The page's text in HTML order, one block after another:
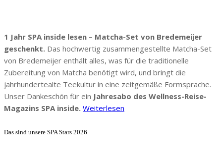
1 Jahr SPA inside lesen – Matcha-Set von Bredemeijer
geschenkt. Das hochwertig zusammengestellte Matcha-Set
von Bredemeijer enthält alles, was für die traditionelle
Zubereitung von Matcha benötigt wird, und bringt die
jahrhundertealte Teekultur in eine zeitgemäße Formsprache.
Unser Dankeschön für ein Jahresabo des Wellness-Reise-
Magazins SPA inside. Weiterlesen
Das sind unsere SPA Stars 2026